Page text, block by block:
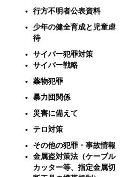
行方不明者公表資料
少年の健全育成と児童虐
待
サイバー犯罪対策
サイバー戦略
薬物犯罪
暴力団関係
災害に備えて
テロ対策
その他の犯罪・事故情報
金属盗対策法（ケーブル
カッター等、指定金属切